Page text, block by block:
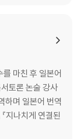
마친 후 일본어
토론 논술 강사
하며 일본어 번역
지나치게 연결된